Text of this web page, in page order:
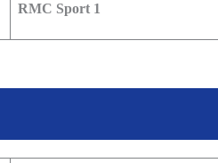
RMC Sport 1